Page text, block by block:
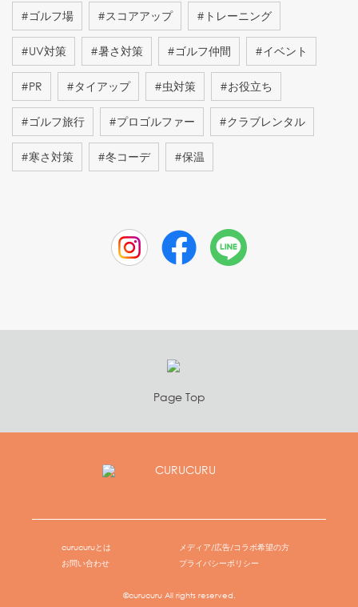
#ゴルフ場 #スコアアップ # トレーニング
#UV対策 #暑さ対策 #ゴルフ仲間 #イベント
#PR #タイアップ #虫対策 #お役立ち
#ゴルフ旅行 #プロゴルファー #クラブレンタル
#寒さ対策 #冬コーデ #保温
Page Top
curucuruとは
メディア/広告/コラボ希望の方
お問い合わせ
プライバシーポリシー
©curucuru All rights reserved.